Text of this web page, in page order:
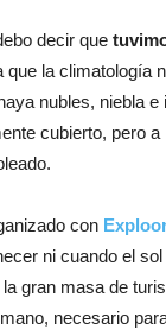
decir que
que la climatología
nubles, niebla
cubierto, pero
con
ni cuando el
gran masa de
necesario